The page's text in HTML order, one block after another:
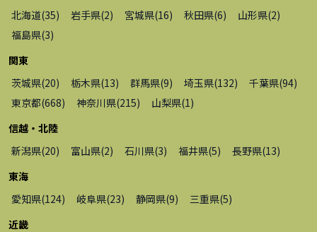
北海道(35) 岩手県(2) 宮城県(16) 秋田県(6) 山形県(2)
福島県(3)
関東
茨城県(20) 栃木県(13) 群馬県(9) 埼玉県(132) 千葉県(94)
東京都(668) 神奈川県(215) 山梨県(1)
信越・北陸
新潟県(20) 富山県(2) 石川県(3) 福井県(5) 長野県(13)
東海
愛知県(124) 岐阜県(23) 静岡県(9) 三重県(5)
近畿